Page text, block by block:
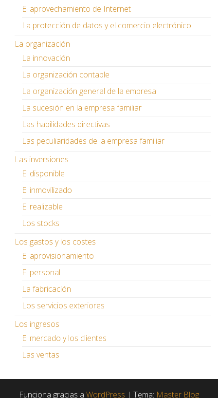
El aprovechamiento de Internet
La protección de datos y el comercio electrónico
La organización
La innovación
La organización contable
La organización general de la empresa
La sucesión en la empresa familiar
Las habilidades directivas
Las peculiaridades de la empresa familiar
Las inversiones
El disponible
El inmovilizado
El realizable
Los stocks
Los gastos y los costes
El aprovisionamiento
El personal
La fabricación
Los servicios exteriores
Los ingresos
El mercado y los clientes
Las ventas
Funciona gracias a WordPress | Tema: Master Blog